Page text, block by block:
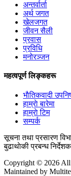
अन्तर्वार्ता
अर्थ जगत
खेलजगत
जीवन सैली
प्रवास
प्रविधि
मनोरञ्जन
महत्वपूर्ण लिङ्कहरू
भाैतिकवादी
हाम्राे बारेमा
हाम्राे टिम
सम्पर्क
सूचना तथा प्रसारण
बुढाथाेकी प्रबन्ध
Copyright © 2026 All
Maintained by